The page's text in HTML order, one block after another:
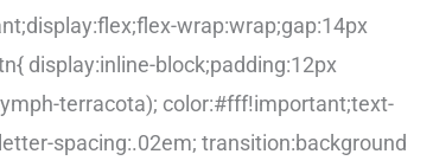
wrap:wrap;gap:14px
display:inline-block;padding:12px
terracota); color:#fff!important;text-
spacing:.02em; transition:background